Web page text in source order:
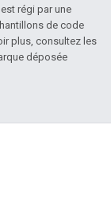
régi par une
de code
plus, consultez les
déposée